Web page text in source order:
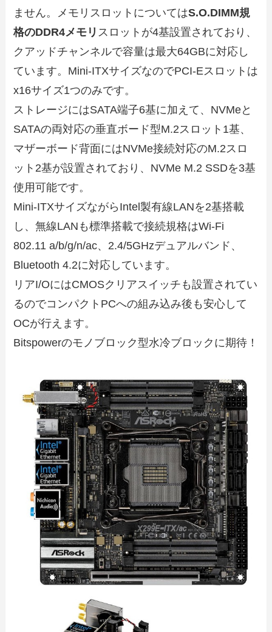
ません。メモリスロットについてはS.O.DIMM規
格のDDR4メモリ スロットが4基設置されており、
クアッドチャンネルで容量は最大64GBに対応し
ています。Mini-ITXサイズなのでPCI-Eスロットは
x16サイズ1つのみです。
ストレージにはSATA端子6基に加えて、NVMeと
SATAの両対応の垂直ボード型M.2スロット1基、
マザーボード背面にはNVMe接続対応のM.2スロ
ット2基が設置されており、NVMe M.2 SSDを3基
使用可能です。
Mini-ITXサイズながらIntel製有線LANを2基搭載
し、無線LANも標準搭載で接続規格はWi-Fi
802.11 a/b/g/n/ac、2.4/5GHzデュアルバンド、
Bluetooth 4.2に対応しています。
リアI/OにはCMOSクリアスイッチも設置されてい
るのでコンパクトPCへの組み込み後も安心して
OCが行えます。
Bitspowerのモノブロック型水冷ブロックに期待！